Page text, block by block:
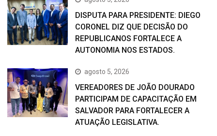
DISPUTA PARA PRESIDENTE: DIEGO
CORONEL DIZ QUE DECISÃO DO
REPUBLICANOS FORTALECE A
AUTONOMIA NOS ESTADOS.
agosto 5, 2026
VEREADORES DE JOÃO DOURADO
PARTICIPAM DE CAPACITAÇÃO EM
SALVADOR PARA FORTALECER A
ATUAÇÃO LEGISLATIVA.